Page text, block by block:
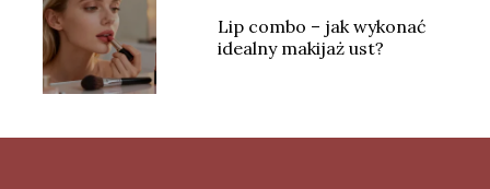
Lip combo – jak wykonać
idealny makijaż ust?